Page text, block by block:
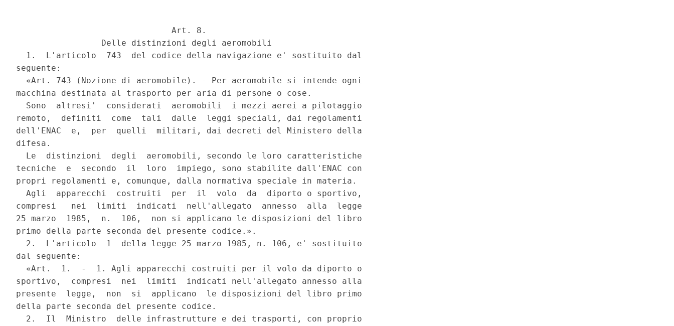
                               Art. 8.
                 Delle distinzioni degli aeromobili
  1.  L'articolo  743  del codice della navigazione e' sostituito dal
seguente:
  «Art. 743 (Nozione di aeromobile). - Per aeromobile si intende ogni
macchina destinata al trasporto per aria di persone o cose.
  Sono  altresi'  considerati  aeromobili  i mezzi aerei a pilotaggio
remoto,  definiti  come  tali  dalle  leggi speciali, dai regolamenti
dell'ENAC  e,  per  quelli  militari, dai decreti del Ministero della
difesa.
  Le  distinzioni  degli  aeromobili, secondo le loro caratteristiche
tecniche  e  secondo  il  loro  impiego, sono stabilite dall'ENAC con
propri regolamenti e, comunque, dalla normativa speciale in materia.
  Agli  apparecchi  costruiti  per  il  volo  da  diporto o sportivo,
compresi   nei  limiti  indicati  nell'allegato  annesso  alla  legge
25 marzo  1985,  n.  106,  non si applicano le disposizioni del libro
primo della parte seconda del presente codice.».
  2.  L'articolo  1  della legge 25 marzo 1985, n. 106, e' sostituito
dal seguente:
  «Art.  1.  -  1. Agli apparecchi costruiti per il volo da diporto o
sportivo,  compresi  nei  limiti  indicati nell'allegato annesso alla
presente  legge,  non  si  applicano  le disposizioni del libro primo
della parte seconda del presente codice.
  2.  Il  Ministro  delle infrastrutture e dei trasporti, con proprio